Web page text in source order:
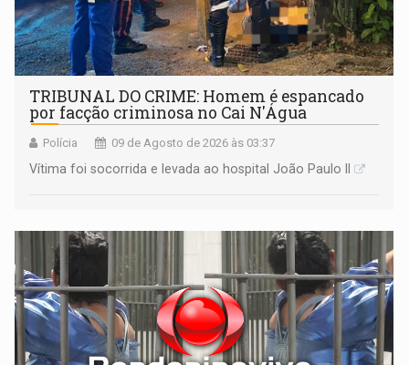
TRIBUNAL DO CRIME: Homem é espancado
por facção criminosa no Cai N'Água
Polícia 09 de Agosto de 2026 às 03:37
Vítima foi socorrida e levada ao hospital João Paulo II